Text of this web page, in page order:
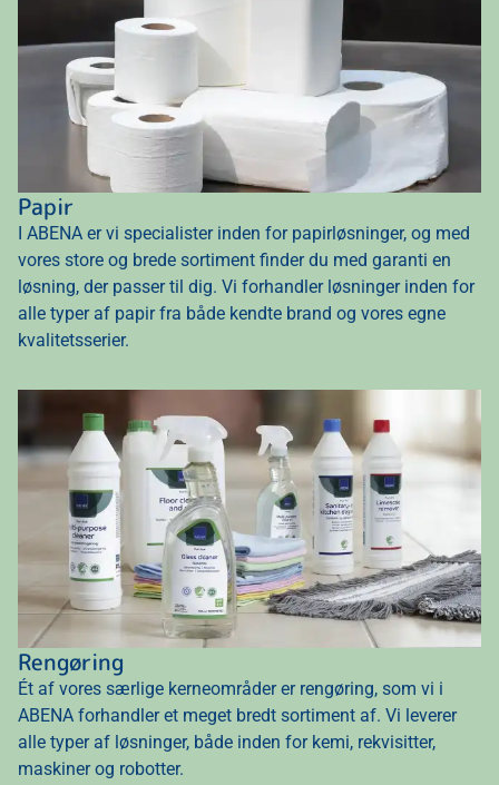
Papir
I ABENA er vi specialister inden for papirløsninger, og med
vores store og brede sortiment finder du med garanti en
løsning, der passer til dig. Vi forhandler løsninger inden for
alle typer af papir fra både kendte brand og vores egne
kvalitetsserier.
Rengøring
Ét af vores særlige kerneområder er rengøring, som vi i
ABENA forhandler et meget bredt sortiment af. Vi leverer
alle typer af løsninger, både inden for kemi, rekvisitter,
maskiner og robotter.